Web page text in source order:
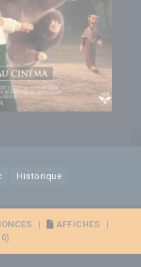
Historique
| AFFICHES
|